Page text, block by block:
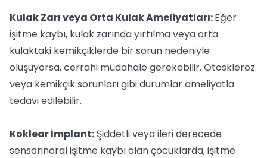
Kulak Zarı veya Orta Kulak Ameliyatları:Eğer
işitme kaybı, kulak zarında yırtılma veya orta
kulaktaki kemikçiklerde bir sorun nedeniyle
oluşuyorsa, cerrahi müdahale gerekebilir. Otoskleroz
veya kemikçik sorunları gibi durumlar ameliyatla
tedavi edilebilir.
Koklear İmplant: Şiddetli veya ileri derecede
sensörinöral işitme kaybı olan çocuklarda, işitme